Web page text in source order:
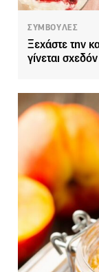
ΣΥΜΒΟΥΛΕΣ
Ξεχάστε την
γίνεται